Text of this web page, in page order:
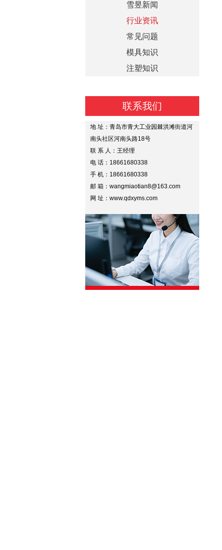
雪昱新闻
行业资讯
常见问题
模具知识
注塑知识
联系我们
地 址：青岛市青大工业园棘洪滩街道河
南头社区河南头路18号
联 系 人：王经理
电 话：18661680338
手 机：18661680338
邮 箱：wangmiaotian8@163.com
网 址：www.qdxyms.com